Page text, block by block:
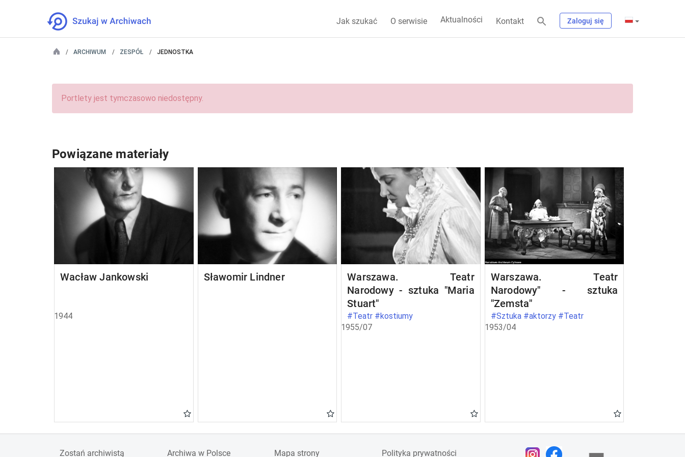
Jak szukać O serwisie Aktualności Kontakt Zaloguj się
ARCHIWUM ZESPÓŁ JEDNOSTKA
Portlety jest tymczasowo niedostępny.
Powiązane materiały
Wacław Jankowski
1944
Sławomir Lindner
Warszawa. Teatr
Narodowy - sztuka "Maria
Stuart"
#Teatr #kostiumy
1955/07
Warszawa. Teatr
Narodowy" - sztuka
"Zemsta"
#Sztuka #aktorzy #Teatr
1953/04
Zostań archiwistą Archiwa w Polsce Mapa strony Polityka prywatności